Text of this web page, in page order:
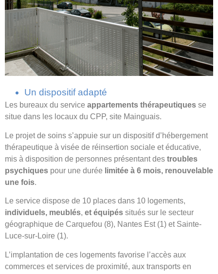
Un dispositif adapté
Les bureaux du service appartements thérapeutiques se
situe dans les locaux du CPP, site Mainguais.
Le projet de soins s’appuie sur un dispositif d’hébergement
thérapeutique à visée de réinsertion sociale et éducative,
mis à disposition de personnes présentant des troubles
psychiques pour une durée limitée à 6 mois, renouvelable
une fois.
Le service dispose de 10 places dans 10 logements,
individuels, meublés, et équipés situés sur le secteur
géographique de Carquefou (8), Nantes Est (1) et Sainte-
Luce-sur-Loire (1).
L’implantation de ces logements favorise l’accès aux
commerces et services de proximité, aux transports en